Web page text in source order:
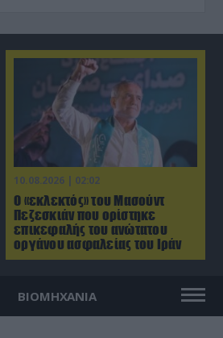
10.08.2026 | 02:02
Ο «εκλεκτός» του Μασούντ
Πεζεσκιάν που ορίστηκε
επικεφαλής του ανώτατου
οργάνου ασφαλείας του Ιράν
ΒΙΟΜΗΧΑΝΙΑ